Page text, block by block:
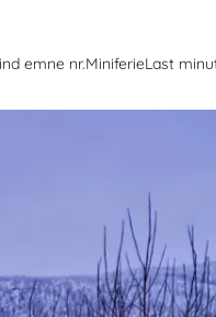
emne nr.MiniferieLast